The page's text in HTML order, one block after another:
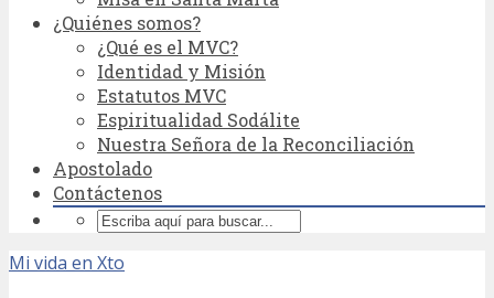
¿Quiénes somos?
¿Qué es el MVC?
Identidad y Misión
Estatutos MVC
Espiritualidad Sodálite
Nuestra Señora de la Reconciliación
Apostolado
Contáctenos
Mi vida en Xto